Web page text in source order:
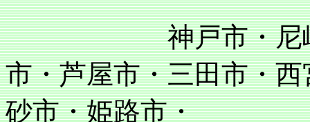
神戸市・尼崎市・
市・芦屋市・三田市・
砂市・姫路市・